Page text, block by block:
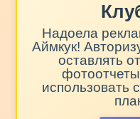
Надоела
Аймкук!
оставлять
использовать